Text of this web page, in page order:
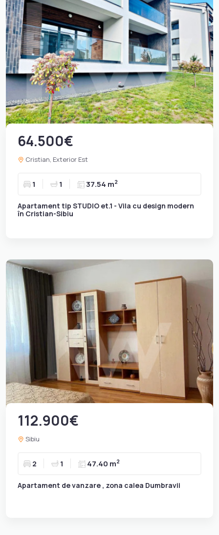
64.500€
Cristian, Exterior Est
1 1 37.54 m2
Apartament tip STUDIO et.1 - Vila cu design modern
în Cristian-Sibiu
112.900€
Sibiu
2 1 47.40 m2
Apartament de vanzare , zona calea Dumbravii